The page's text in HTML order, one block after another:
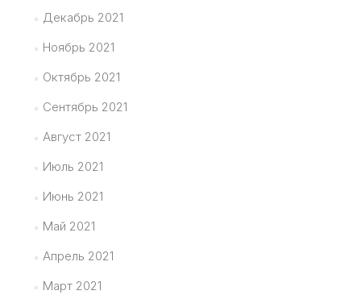
Декабрь 2021
Ноябрь 2021
Октябрь 2021
Сентябрь 2021
Август 2021
Июль 2021
Июнь 2021
Май 2021
Апрель 2021
Март 2021